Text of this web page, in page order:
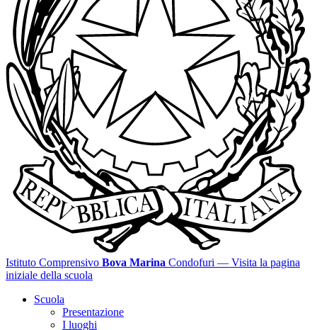
Istituto Comprensivo Bova Marina Condofuri — Visita la pagina
iniziale della scuola
Scuola
Presentazione
I luoghi